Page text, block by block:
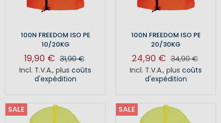
100N FREEDOM ISO PE
10/20KG
19,90 € 31,90 €
Incl. T.V.A., plus coûts
d'expédition
100N FREEDOM ISO PE
20/30KG
24,90 € 34,90 €
Incl. T.V.A., plus coûts
d'expédition
SALE SALE